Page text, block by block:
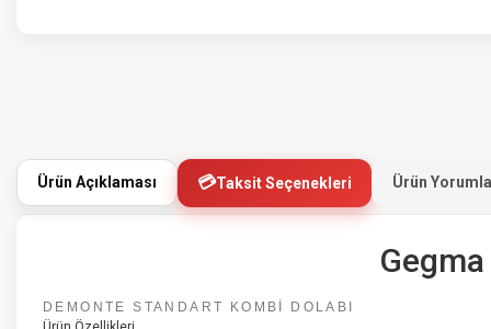
Ürün Açıklaması Taksit Seçenekleri Ürün
DEMONTE STANDART KOMBİ DOLABI